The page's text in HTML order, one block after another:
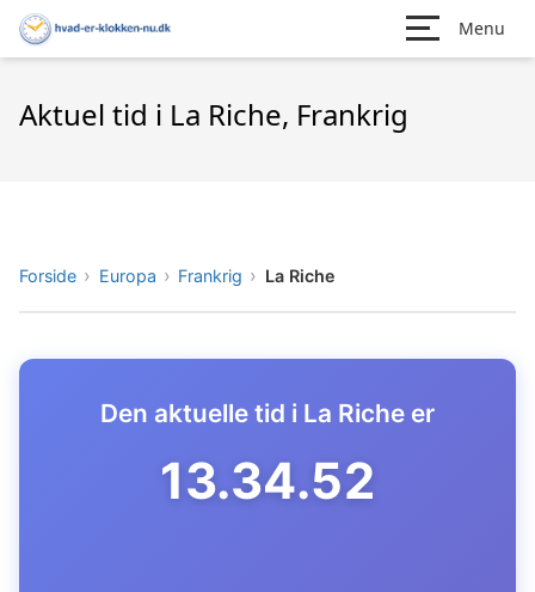
Menu
Aktuel tid i La Riche, Frankrig
Forside Europa Frankrig La Riche
Den aktuelle tid i La Riche er
13.34.53